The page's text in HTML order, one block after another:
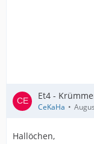
Et4 -
CeKaHa
Hallöchen,